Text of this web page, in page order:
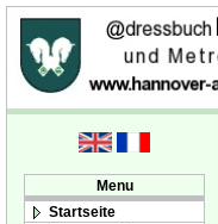
Menu
Startseite